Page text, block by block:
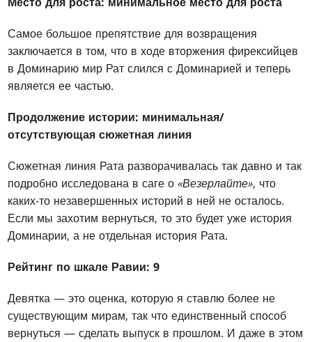
Самое большое препятствие для возвращения
заключается в том, что в ходе вторжения фирексийцев
в Доминарию мир Рат слился с Доминарией и теперь
является ее частью.
Продолжение истории: минимальная/
отсутствующая сюжетная линия
Сюжетная линия Рата разворачивалась так давно и так
подробно исследована в саге о«Везерлайте», что
каких-то незавершенных историй в ней не осталось.
Если мы захотим вернуться, то это будет уже история
Доминарии, а не отдельная история Рата.
Рейтинг по шкале Равии: 9
Девятка — это оценка, которую я ставлю более не
существующим мирам, так что единственный способ
вернуться — сделать выпуск в прошлом. И даже в этом